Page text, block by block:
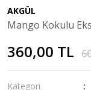
AKGÜL
Mango Kokulu
360,00 TL
Kategori